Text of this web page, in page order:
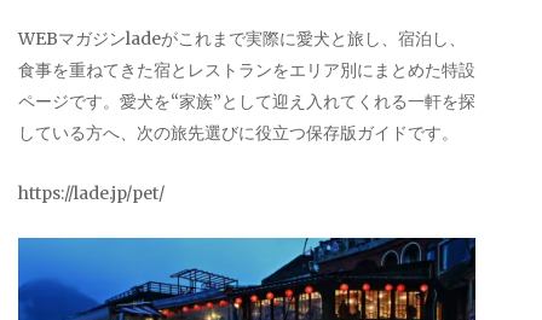
WEBマガジンladeがこれまで実際に愛犬と旅し、宿泊し、
食事を重ねてきた宿とレストランをエリア別にまとめた特設
ページです。愛犬を“家族”として迎え入れてくれる一軒を探
している方へ、次の旅先選びに役立つ保存版ガイドです。
https://lade.jp/pet/